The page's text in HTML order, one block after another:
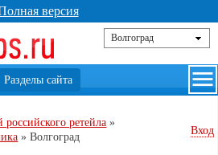
версия
ретейла »
»Волгоград
Вход